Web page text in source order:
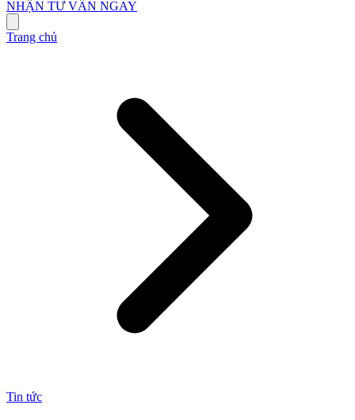
NHẬN TƯ VẤN NGAY
Trang chủ
Tin tức